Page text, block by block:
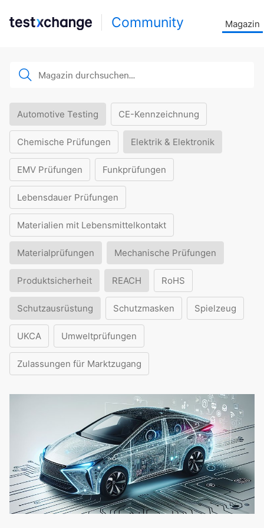
Community Magazin
Automotive Testing CE-Kennzeichnung
Chemische Prüfungen Elektrik & Elektronik
EMV Prüfungen Funkprüfungen
Lebensdauer Prüfungen
Materialien mit Lebensmittelkontakt
Materialprüfungen Mechanische Prüfungen
Produktsicherheit REACH RoHS
Schutzausrüstung Schutzmasken Spielzeug
UKCA Umweltprüfungen
Zulassungen für Marktzugang